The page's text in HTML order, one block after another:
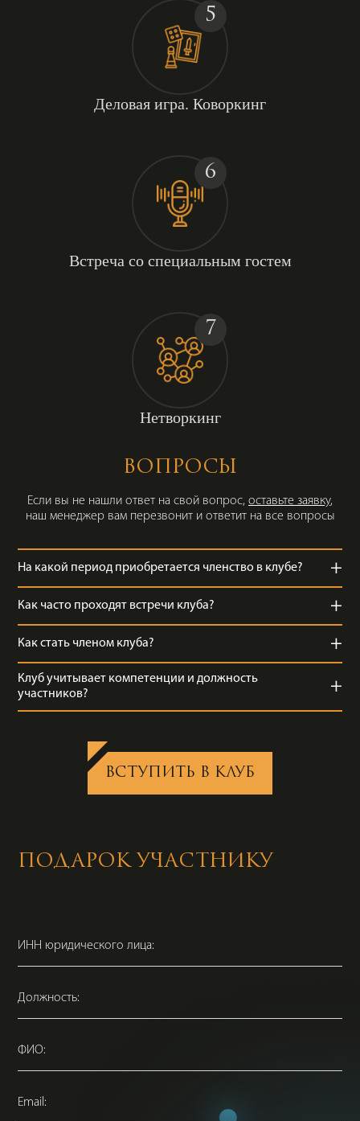
5
Деловая игра. Коворкинг
6
Встреча со специальным гостем
7
Нетворкинг
ВОПРОСЫ
Если вы не нашли ответ на свой вопрос, оставьте заявку,
наш менеджер вам перезвонит и ответит на все вопросы
На какой период приобретается членство в клубе? +
Как часто проходят встречи клуба? +
Как стать членом клуба? +
Клуб учитывает компетенции и должность
участников?
+
ВСТУПИТЬ В КЛУБ
ПОДАРОК УЧАСТНИКУ